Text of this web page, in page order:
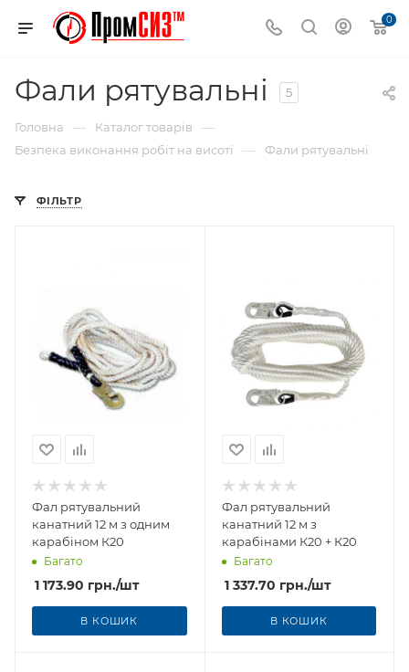
0
Фали рятувальні 5
Головна — Каталог товарів —
Безпека виконання робіт на висоті — Фали рятувальні
ФІЛЬТР
Фал рятувальний
канатний 12 м з одним
карабіном К20
Багато
1 173.90 грн./шт
В КОШИК
Фал рятувальний
канатний 12 м з
карабінами К20 + К20
Багато
1 337.70 грн./шт
В КОШИК